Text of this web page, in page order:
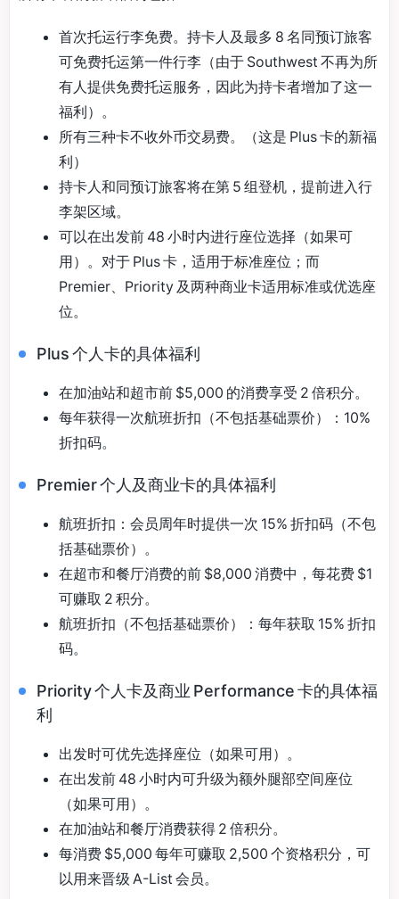
首次托运行李免费。持卡人及最多 8 名同预订旅客
可免费托运第一件行李（由于 Southwest 不再为所
有人提供免费托运服务，因此为持卡者增加了这一
福利）。
所有三种卡不收外币交易费。（这是 Plus 卡的新福
利）
持卡人和同预订旅客将在第 5 组登机，提前进入行
李架区域。
可以在出发前 48 小时内进行座位选择（如果可
用）。对于 Plus 卡，适用于标准座位；而
Premier、Priority 及两种商业卡适用标准或优选座
位。
Plus 个人卡的具体福利
在加油站和超市前 $5,000 的消费享受 2 倍积分。
每年获得一次航班折扣（不包括基础票价）：10%
折扣码。
Premier 个人及商业卡的具体福利
航班折扣：会员周年时提供一次 15% 折扣码（不包
括基础票价）。
在超市和餐厅消费的前 $8,000 消费中，每花费 $1
可赚取 2 积分。
航班折扣（不包括基础票价）：每年获取 15% 折扣
码。
Priority 个人卡及商业 Performance 卡的具体福
利
出发时可优先选择座位（如果可用）。
在出发前 48 小时内可升级为额外腿部空间座位
（如果可用）。
在加油站和餐厅消费获得 2 倍积分。
每消费 $5,000 每年可赚取 2,500 个资格积分，可
以用来晋级 A-List 会员。